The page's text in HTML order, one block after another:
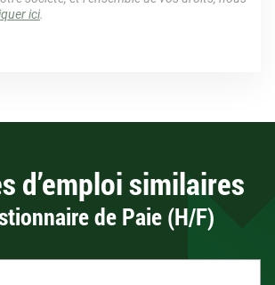
ici.
d’emploi similaires
de Paie (H/F)